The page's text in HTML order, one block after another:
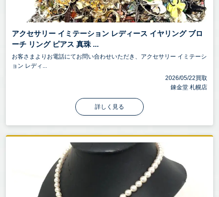
アクセサリー イミテーション レディース イヤリング ブロ
ーチ リング ピアス 真珠 ...
お客さまよりお電話にてお問い合わせいただき、アクセサリー イミテーシ
ョン レディ...
2026/05/22買取
錬金堂 札幌店
詳しく見る